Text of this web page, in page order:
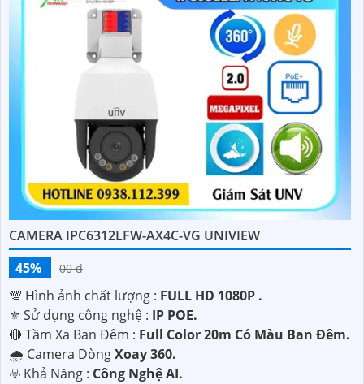
CAMERA IPC6312LFW-AX4C-VG UNIVIEW
45%
00 ₫
💯 Hình ảnh chất lượng : FULL HD 1080P .
⚜️ Sử dụng công nghệ : IP POE.
🔴 Tầm Xa Ban Đêm : Full Color 20m Có Màu Ban Ðêm.
🌧️ Camera DòngXoay 360.
️☣️ Khả Năng : Công Nghệ AI.